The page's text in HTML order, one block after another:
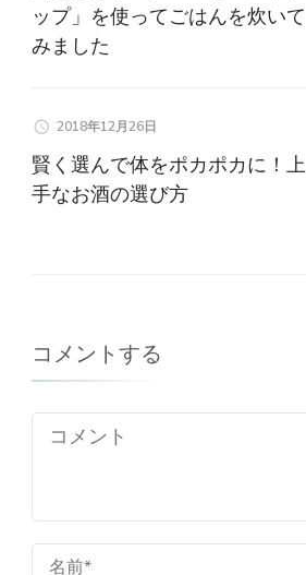
ップ」を使ってごはんを炊いて
みました
2018年12月26日
賢く選んで体をポカポカに！上
手なお酒の選び方
コメントする